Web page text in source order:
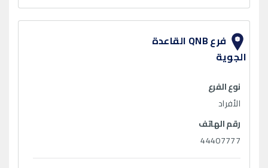
فرع QNB القاعدة
الجوية
نوع الفرع
الأفراد
رقم الهاتف
44407777